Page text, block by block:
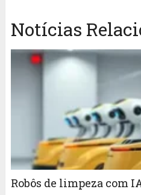
Notícias
Robôs de limpeza com